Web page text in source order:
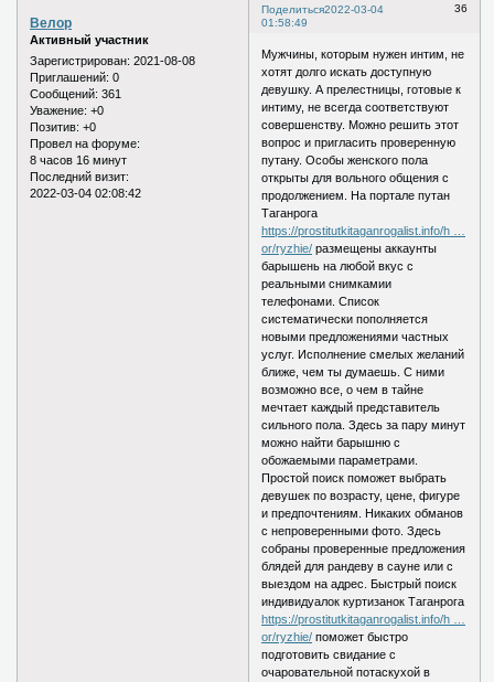
Поделиться 36
2022-03-04
01:58:49
Велор
Активный участник
Зарегистрирован: 2021-08-08
Приглашений: 0
Сообщений: 361
Уважение: +0
Позитив: +0
Провел на форуме:
8 часов 16 минут
Последний визит:
2022-03-04 02:08:42
Мужчины, которым нужен интим, не
хотят долго искать доступную
девушку. А прелестницы, готовые к
интиму, не всегда соответствуют
совершенству. Можно решить этот
вопрос и пригласить проверенную
путану. Особы женского пола
открыты для вольного общения с
продолжением. На портале путан
Таганрога
https://prostitutkitaganrogalist.info/h …
or/ryzhie/ размещены аккаунты
барышень на любой вкус с
реальными снимкамии
телефонами. Список
систематически пополняется
новыми предложениями частных
услуг. Исполнение смелых желаний
ближе, чем ты думаешь. С ними
возможно все, о чем в тайне
мечтает каждый представитель
сильного пола. Здесь за пару минут
можно найти барышню с
обожаемыми параметрами.
Простой поиск поможет выбрать
девушек по возрасту, цене, фигуре
и предпочтениям. Никаких обманов
с непроверенными фото. Здесь
собраны проверенные предложения
блядей для рандеву в сауне или с
выездом на адрес. Быстрый поиск
индивидуалок куртизанок Таганрога
https://prostitutkitaganrogalist.info/h …
or/ryzhie/ поможет быстро
подготовить свидание с
очаровательной потаскухой в